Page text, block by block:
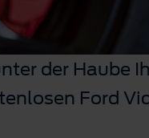
der Haube
Ford